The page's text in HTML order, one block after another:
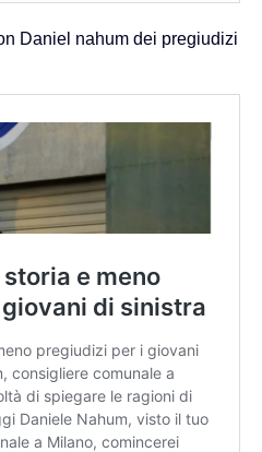
Daniel nahum dei pregiudizi